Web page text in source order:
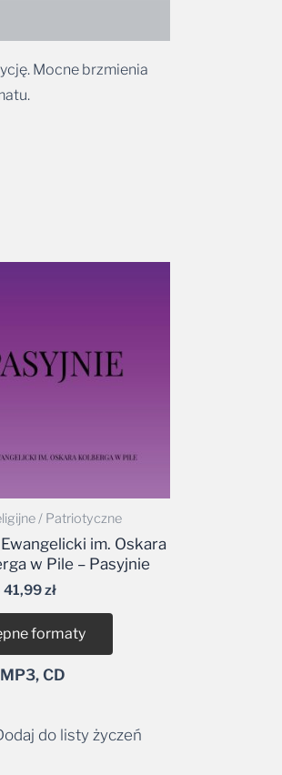
Mocne brzmienia
/ Patriotyczne
im. Oskara
w Pile – Pasyjnie
41,99zł
41,99 zł
formaty
CD
do listy życzeń